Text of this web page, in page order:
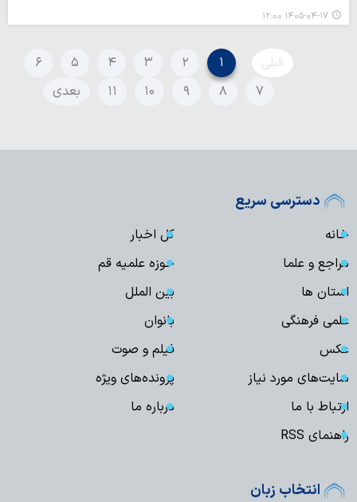
۱۴۰۵-۰۴-۱۷ ۱۲:۰۰
قبلی ۱ ۲ ۳ ۴ ۵
۶
۷
۸ ۹ ۱۰ ۱۱ بعدی
دسترسی سریع
خانه
کل اخبار
مراجع و علما
حوزه علمیه قم
استان ها
بین الملل
علمی فرهنگی
بانوان
عکس
فیلم و صوت
سایت‌های مورد نیاز
پرونده‌های ویژه
ارتباط با ما
درباره ما
راهنمای RSS
انتخاب زبان